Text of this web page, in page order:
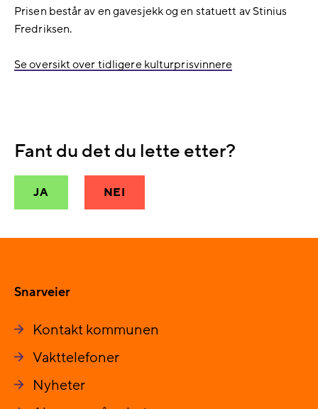
Prisen består av en gavesjekk og en statuett av Stinius
Fredriksen.
Se oversikt over tidligere kulturprisvinnere
Fant du det du lette etter?
JA NEI
Snarveier
Kontakt kommunen
Vakttelefoner
Nyheter